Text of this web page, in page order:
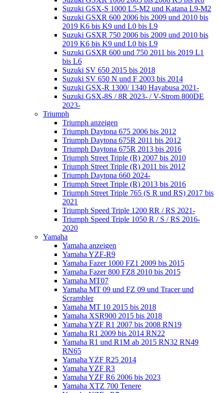
Suzuki GSX-S 1000 L5-M2 und Katana L9-M2
Suzuki GSXR 600 2006 bis 2009 und 2010 bis
2019 K6 bis K9 und L0 bis L9
Suzuki GSXR 750 2006 bis 2009 und 2010 bis
2019 K6 bis K9 und L0 bis L9
Suzuki GSXR 600 und 750 2011 bis 2019 L1
bis L6
Suzuki SV 650 2015 bis 2018
Suzuki SV 650 N und F 2003 bis 2014
Suzuki GSX-R 1300/ 1340 Hayabusa 2021-
Suzuki GSX-8S / 8R 2023- / V-Strom 800DE
2023-
Triumph
Triumph anzeigen
Triumph Daytona 675 2006 bis 2012
Triumph Daytona 675R 2011 bis 2012
Triumph Daytona 675R 2013 bis 2016
Triumph Street Triple (R) 2007 bis 2010
Triumph Street Triple (R) 2011 bis 2012
Triumph Daytona 660 2024-
Triumph Street Triple (R) 2013 bis 2016
Triumph Street Triple 765 (S R und RS) 2017 bis
2021
Triumph Speed Triple 1200 RR / RS 2021-
Triumph Speed Triple 1050 R / S / RS 2016-
2020
Yamaha
Yamaha anzeigen
Yamaha YZF-R9
Yamaha Fazer 1000 FZ1 2009 bis 2015
Yamaha Fazer 800 FZ8 2010 bis 2015
Yamaha MT07
Yamaha MT 09 und FZ 09 und Tracer und
Scrambler
Yamaha MT 10 2015 bis 2018
Yamaha XSR900 2015 bis 2018
Yamaha YZF R1 2007 bis 2008 RN19
Yamaha R1 2009 bis 2014 RN22
Yamaha R1 und R1M ab 2015 RN32 RN49
RN65
Yamaha YZF R25 2014
Yamaha YZF R3
Yamaha YZF R6 2006 bis 2023
Yamaha XTZ 700 Tenere